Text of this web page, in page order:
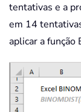
tentativas e a
em 14
aplicar a função